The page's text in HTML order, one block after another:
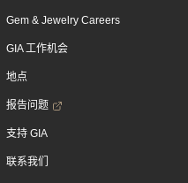
Gem & Jewelry Careers
GIA 工作机会
地点
报告问题
支持 GIA
联系我们